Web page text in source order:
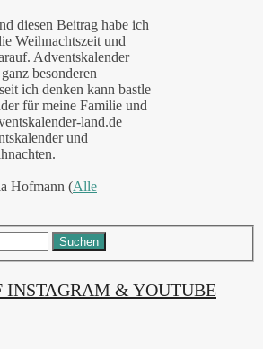
diesen Beitrag habe ich
Weihnachtszeit und
Adventskalender
besonderen
ich denken kann bastle
für meine Familie und
land.de
und
Hofmann (Alle
Suchen
INSTAGRAM & YOUTUBE